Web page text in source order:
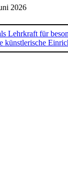
2026
Lehrkraft für
künstlerische